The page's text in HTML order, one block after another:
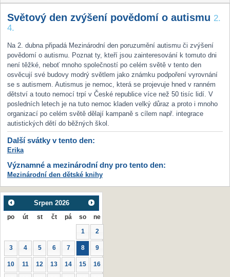
Světový den zvýšení povědomí o autismu 2.
4.
Na 2. dubna připadá Mezinárodní den poruzumění autismu či zvýšení
povědomí o autismu. Poznat ty, kteří jsou zainteresování k tomuto dni
není těžké, neboť mnoho společností po celém světě v tento den
osvěcují své budovy modrý světlem jako známku podpoření vyrovnání
se s autismem. Autismus je nemoc, která se projevuje hned v ranném
dětství a touto nemocí trpí v České republice více než 50 tisíc lidí. V
posledních letech je na tuto nemoc kladen velký důraz a proto i mnoho
organizací po celém světě dělají kampaně s cílem např. integrace
autistických dětí do běžných škol.
Další svátky v tento den:
Erika
Významné a mezinárodní dny pro tento den:
Mezinárodní den dětské knihy
Srpen 2026
po út st čt pá so ne
1 2
3 4 5 6 7 8 9
10 11 12 13 14 15 16